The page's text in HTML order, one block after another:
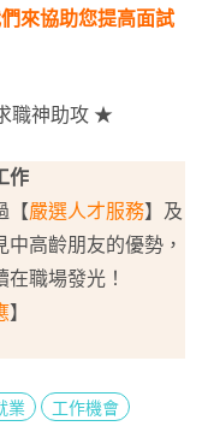
來協助您提高面試
職神助攻 ★
作
【嚴選人才服務】及
中高齡朋友的優勢，
職場發光！
】
業
工作機會